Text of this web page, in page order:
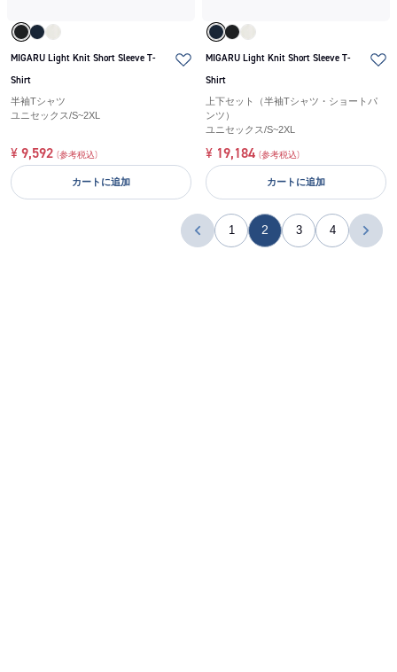
MIGARU Light Knit Short Sleeve T-
Shirt
半袖Tシャツ
ユニセックス/S~2XL
¥ 9,592 (参考税込)
カートに追加
MIGARU Light Knit Short Sleeve T-
Shirt
上下セット（半袖Tシャツ・ショートパ
ンツ）
ユニセックス/S~2XL
¥ 19,184 (参考税込)
カートに追加
1 2 3 4